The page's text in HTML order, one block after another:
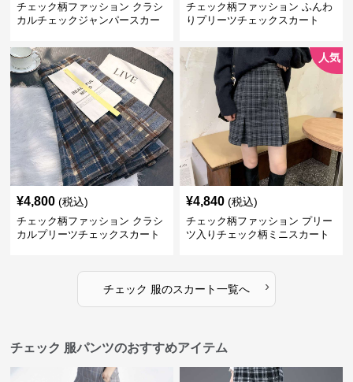
チェック柄ファッション クラシ
カルチェックジャンパースカー
チェック柄ファッション ふんわ
りプリーツチェックスカート
¥4,800 (税込)
チェック柄ファッション クラシ
カルプリーツチェックスカート
人気
¥4,840 (税込)
チェック柄ファッション プリー
ツ入りチェック柄ミニスカート
チェック 服のスカート一覧へ ›
チェック 服パンツのおすすめアイテム